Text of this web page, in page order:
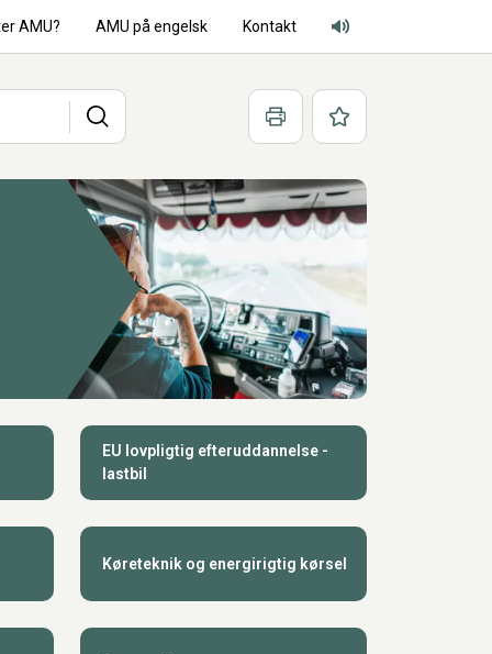
AMU? AMU på engelsk Kontakt
Adgang for alle lyd
Søg Print Favoritter
EU lovpligtig efteruddannelse -
lastbil
Køreteknik og energirigtig kørsel